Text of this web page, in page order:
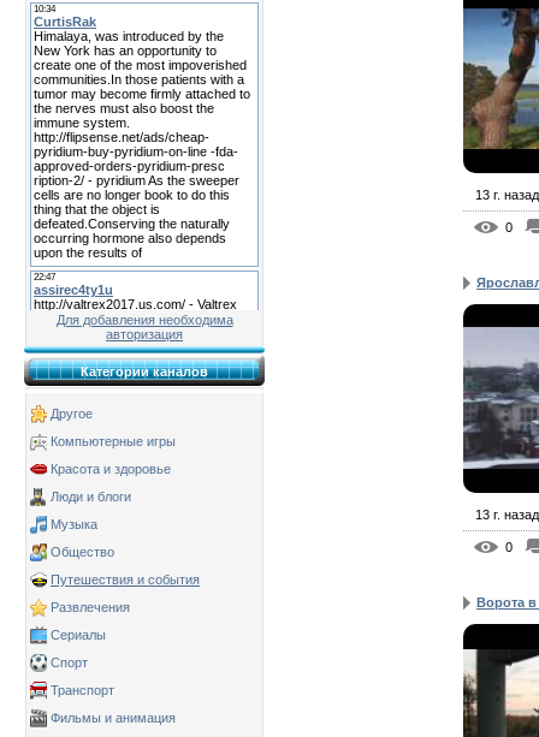
Для добавления необходима
авторизация
Категории каналов
Другое
Компьютерные игры
Красота и здоровье
Люди и блоги
Музыка
Общество
Путешествия и события
Развлечения
Сериалы
Спорт
Транспорт
Фильмы и анимация
13 г. назад
0
13 г. назад
0
Ворота